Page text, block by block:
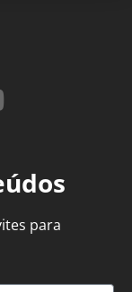
para